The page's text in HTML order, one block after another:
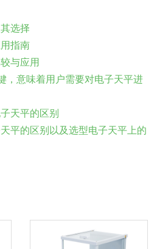
选择
指南
与应用
，意味着用户需要对电子天平进
天平的区别
平的区别以及选型电子天平上的